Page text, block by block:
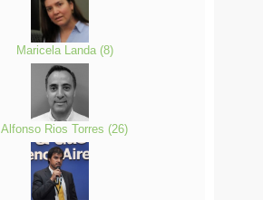
Maricela Landa (8)
Alfonso Rios Torres (26)